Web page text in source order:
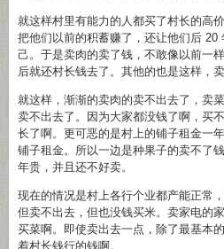
就这样村里有能力的人都买了村长的高
把他们以前的积蓄赚了，还让他们后 20
己。于是卖肉的卖了钱，不敢像以前一
后就还村长钱去了。其他的也是这样，
就这样，渐渐的卖肉的卖不出去了，卖
卖不出去了。因为大家都没钱了啊，买
长了啊。更可恶的是村上的铺子租金一
铺子租金。所以一边是种果子的卖不了
年贵，并且还不好卖。
现在的情况是村上各行个业都产能正常
但卖不出去，但也没钱买米。卖家电的
买菜啊。即使卖出去一点，除了最基本
着村长钱行的钱啊。